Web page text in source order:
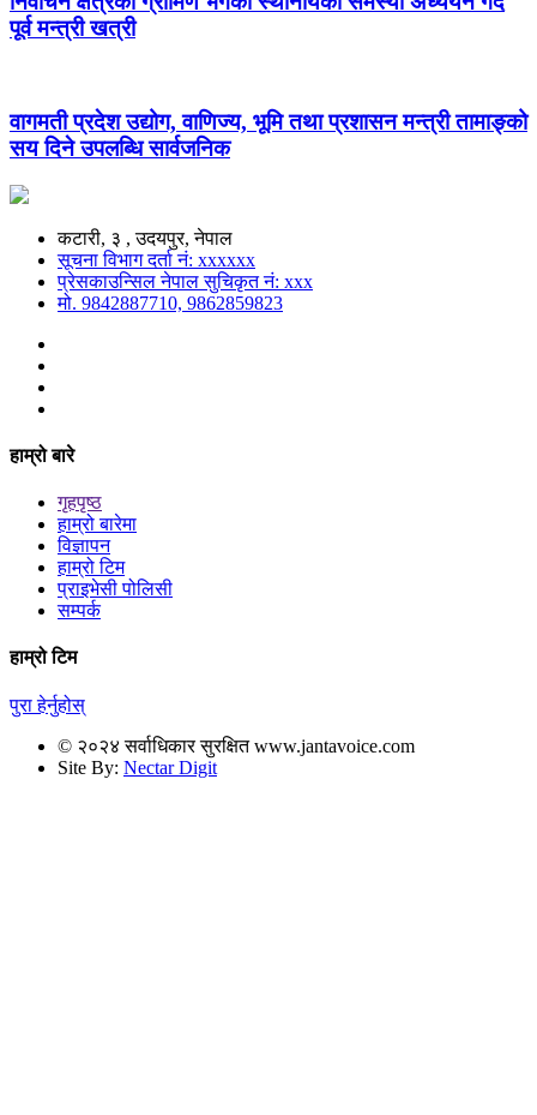
पूर्व मन्त्री खत्री
वागमती प्रदेश उद्योग, वाणिज्य, भूमि तथा प्रशासन मन्त्री तामाङ्को
सय दिने उपलब्धि सार्वजनिक
कटारी, ३ , उदयपुर, नेपाल
सूचना विभाग दर्ता नं: xxxxxx
प्रेसकाउन्सिल नेपाल सुचिकृत नं: xxx
मो. 9842887710, 9862859823
हाम्रो बारे
गृहपृष्ठ
हाम्रो बारेमा
विज्ञापन
हाम्रो टिम
प्राइभेसी पोलिसी
सम्पर्क
हाम्रो टिम
पुरा हेर्नुहोस्
© २०२४ सर्वाधिकार सुरक्षित www.jantavoice.com
Site By: Nectar Digit